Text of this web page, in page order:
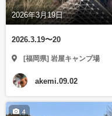
2026年3月19日
2026.3.19〜20
[福岡県] 岩屋キャンプ場
akemi.09.02
4